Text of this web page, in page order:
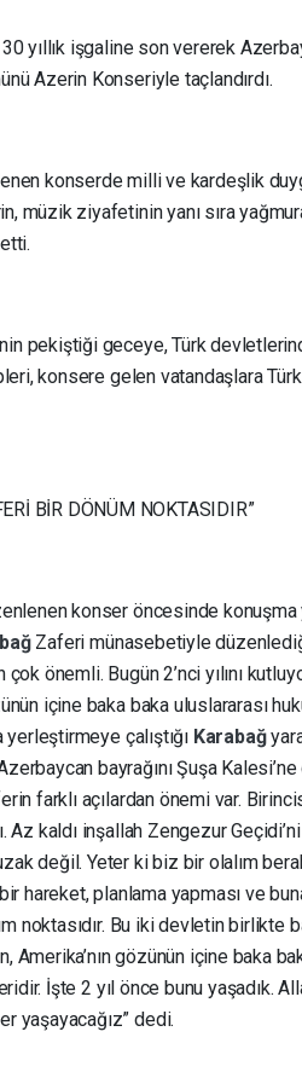
yıllık işgaline son vererek
Azerin Konseriyle taçlandırdı.
konserde milli ve kardeşlik
müzik ziyafetinin yanı sıra
pekiştiği geceye, Türk
konsere gelen vatandaşlara
BİR DÖNÜM NOKTASIDIR”
konser öncesinde konuşma
Zaferi münasebetiyle
önemli. Bugün 2’nci yılını
içine baka baka uluslararası
çalıştığı Karabağ
bayrağını Şuşa
farklı açılardan önemi var.
Az kaldı inşallah Zengezur
değil. Yeter ki biz bir olalım
hareket, planlama yapması ve
noktasıdır. Bu iki devletin birlikte
Amerika’nın gözünün içine baka
İşte 2 yıl önce bunu yaşadık.
yaşayacağız” dedi.